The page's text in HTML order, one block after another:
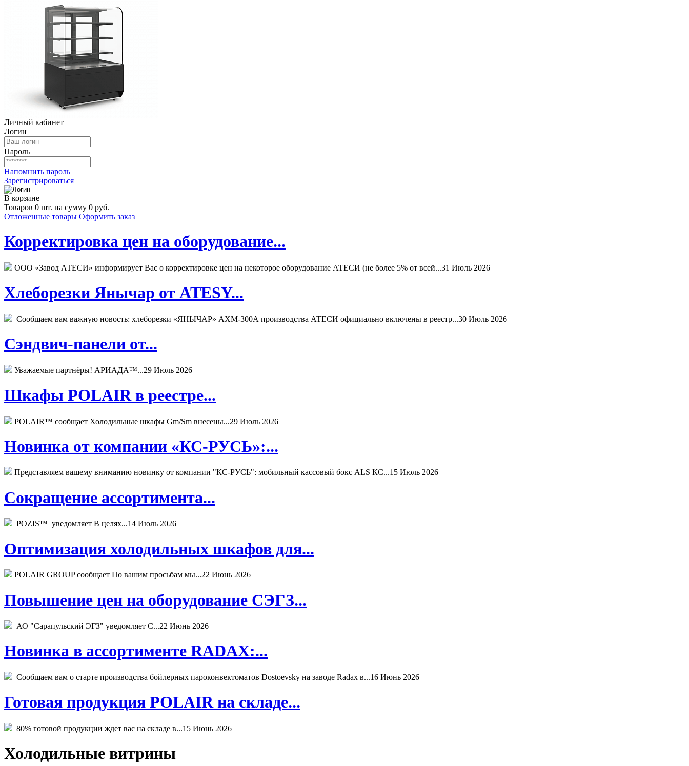
Личный кабинет
Логин
Пароль
Напомнить пароль
Зарегистрироваться
В корзине
Товаров 0 шт. на сумму 0 руб.
Отложенные товары Оформить заказ
Корректировка цен на оборудование...
ООО «Завод АТЕСИ» информирует Вас о корректировке цен на некоторое оборудование АТЕСИ (не более 5% от всей...31 Июль 2026
Хлеборезки Янычар от ATESY...
Сообщаем вам важную новость: хлеборезки «ЯНЫЧАР» АХМ-300А производства АТЕСИ официально включены в реестр...30 Июль 2026
Сэндвич-панели от...
Уважаемые партнёры! АРИАДА™...29 Июль 2026
Шкафы POLAIR в реестре...
POLAIR™ сообщает Холодильные шкафы Gm/Sm внесены...29 Июль 2026
Новинка от компании «КС-РУСЬ»:...
Представляем вашему вниманию новинку от компании "КС-РУСЬ": мобильный кассовый бокс ALS КС...15 Июль 2026
Сокращение ассортимента...
POZIS™ уведомляет В целях...14 Июль 2026
Оптимизация холодильных шкафов для...
POLAIR GROUP сообщает По вашим просьбам мы...22 Июнь 2026
Повышение цен на оборудование СЭГЗ...
АО "Сарапульский ЭГЗ" уведомляет С...22 Июнь 2026
Новинка в ассортименте RADAX:...
Сообщаем вам о старте производства бойлерных пароконвектоматов Dostoevsky на заводе Radax в...16 Июнь 2026
Готовая продукция POLAIR на складе...
80% готовой продукции ждет вас на складе в...15 Июнь 2026
Холодильные витрины